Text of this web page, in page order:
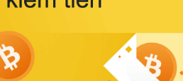
tế còn giúp ngăn ngừa tình trạng kích
khuẩn và nấm mốc trong điều kiện
thời tiết nóng ẩm. Bạn có thể tìm hiểu
thêm các nghiên cứu khoa học về tác
động của giấc ngủ và môi trường